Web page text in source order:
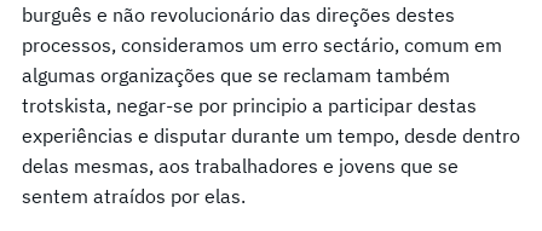
burguês e não revolucionário das direções destes
processos, consideramos um erro sectário, comum em
algumas organizações que se reclamam também
trotskista, negar-se por principio a participar destas
experiências e disputar durante um tempo, desde dentro
delas mesmas, aos trabalhadores e jovens que se
sentem atraídos por elas.